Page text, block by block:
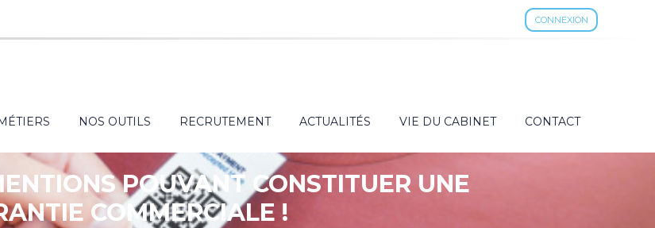
CONNEXION
NOS OUTILS RECRUTEMENT ACTUALITÉS VIE DU CABINET CONTACT
POUVANT CONSTITUER UNE
COMMERCIALE !